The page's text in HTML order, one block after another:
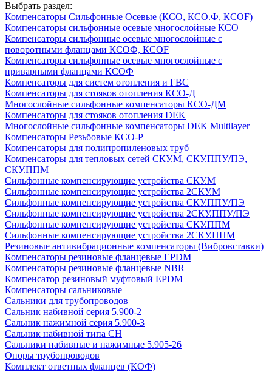
Выбрать раздел:
Компенсаторы Сильфонные Осевые (КСО, КСО.Ф, КСОF)
Компенсаторы сильфонные осевые многослойные КСО
Компенсаторы сильфонные осевые многослойные с
поворотными фланцами КСОФ, КСОF
Компенсаторы сильфонные осевые многослойные с
приварными фланцами КСОФ
Компенсаторы для систем отопления и ГВС
Компенсаторы для стояков отопления КСО-Д
Многослойные сильфонные компенсаторы КСО-ДМ
Компенсаторы для стояков отопления DEK
Многослойные сильфонные компенсаторы DEK Multilayer
Компенсаторы Резьбовые КСО-Р
Компенсаторы для полипропиленовых труб
Компенсаторы для тепловых сетей СКУ.М, СКУ.ППУ/ПЭ,
СКУ.ППМ
Сильфонные компенсирующие устройства СКУ.М
Сильфонные компенсирующие устройства 2СКУ.М
Сильфонные компенсирующие устройства СКУ.ППУ/ПЭ
Сильфонные компенсирующие устройства 2СКУ.ППУ/ПЭ
Сильфонные компенсирующие устройства СКУ.ППМ
Сильфонные компенсирующие устройства 2СКУ.ППМ
Резиновые антивибрационные компенсаторы (Вибровставки)
Компенсаторы резиновые фланцевые EPDM
Компенсаторы резиновые фланцевые NBR
Компенсатор резиновый муфтовый EPDM
Компенсаторы сальниковые
Сальники для трубопроводов
Сальник набивной серия 5.900-2
Сальник нажимной серия 5.900-3
Сальник набивной типа СН
Сальники набивные и нажимные 5.905-26
Опоры трубопроводов
Комплект ответных фланцев (КОФ)